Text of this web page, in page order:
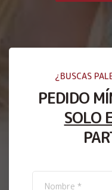
¿BUSCAS
PEDIDO
SOLO